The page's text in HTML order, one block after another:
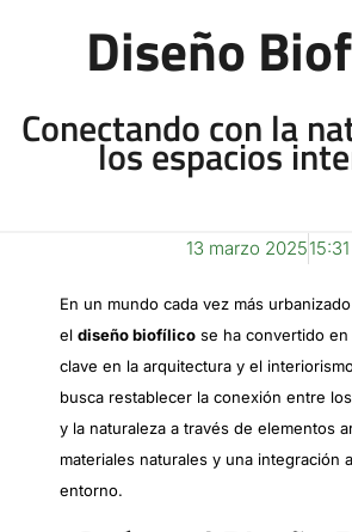
Diseño
Conectando con la
los espacios
13 marzo 202515:31
En un mundo cada vez más
el diseño biofílico se ha convertido
clave en la arquitectura y el
busca restablecer la conexión entre
y la naturaleza a través de elementos
materiales naturales y una integración
entorno.